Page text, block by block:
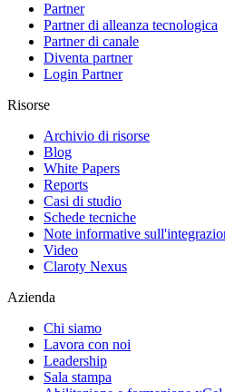
Partner
Partner di alleanza tecnologica
Partner di canale
Diventa partner
Login Partner
Risorse
Archivio di risorse
Blog
White Papers
Reports
Casi di studio
Schede tecniche
Note informative
Video
Claroty Nexus
Azienda
Chi siamo
Lavora con noi
Leadership
Sala stampa